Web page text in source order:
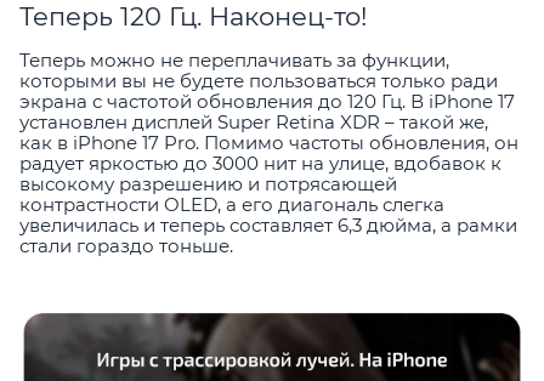
Теперь 120 Гц. Наконец-то!
Теперь можно не переплачивать за функции,
которыми вы не будете пользоваться только ради
экрана с частотой обновления до 120 Гц. В iPhone 17
установлен дисплей Super Retina XDR – такой же,
как в iPhone 17 Pro. Помимо частоты обновления, он
радует яркостью до 3000 нит на улице, вдобавок к
высокому разрешению и потрясающей
контрастности OLED, а его диагональ слегка
увеличилась и теперь составляет 6,3 дюйма, а рамки
стали гораздо тоньше.